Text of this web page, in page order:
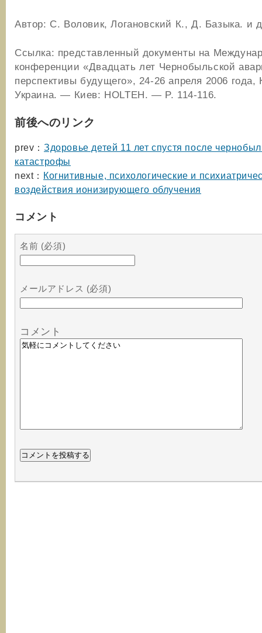
Автор: С. Воловик, Логановский К., Д. Базыка. и
Ссылка: представленный документы на
конференции «Двадцать лет Чернобыльской
перспективы будущего», 24-26 апреля 2006 года,
Украина. — Киев: HOLTEH. — P. 114-116.
前後へのリンク
prev： Здоровье детей 11 лет спустя после
катастрофы
next： Когнитивные, психологические и
воздействия ионизирующего облучения
コメント
名前 (必須)
メールアドレス (必須)
コメント